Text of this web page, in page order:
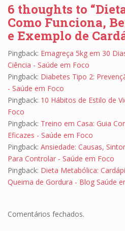
6 thoughts to
Como Funciona,
e Exemplo de
Pingback: Emagreça 5kg em 30
Ciência - Saúde em Foco
Pingback: Diabetes Tipo 2:
- Saúde em Foco
Pingback: 10 Hábitos de Estilo de
Foco
Pingback: Treino em Casa: Guia
Eficazes - Saúde em Foco
Pingback: Ansiedade: Causas,
Para Controlar - Saúde em Foco
Pingback: Dieta Metabólica:
Queima de Gordura - Blog Saúde
Comentários fechados.